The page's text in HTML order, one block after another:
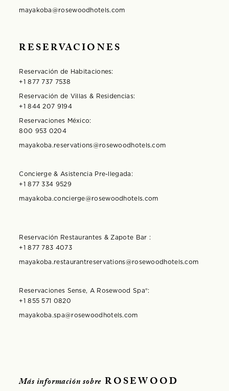
Más información sobre ROSEWOOD
mayakoba@rosewoodhotels.com
RESERVACIONES
Reservación de Habitaciones:
+1 877 737 7538
Reservación de Villas & Residencias:
+1 844 207 9194
Reservaciones México:
800 953 0204
mayakoba.reservations@rosewoodhotels.com
Concierge & Asistencia Pre-llegada:
+1 877 334 9529
mayakoba.concierge@rosewoodhotels.com
Reservación Restaurantes & Zapote Bar :
+1 877 783 4073
mayakoba.restaurantreservations@rosewoodhotels.com
Reservaciones Sense, A Rosewood Spa®️:
+1 855 571 0820
mayakoba.spa@rosewoodhotels.com